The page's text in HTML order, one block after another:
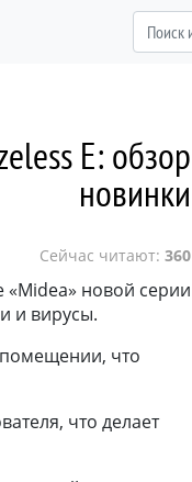
E: обзор
новинки
Сейчас читают: 360
«Midea» новой серии
и вирусы.
помещении, что
что делает